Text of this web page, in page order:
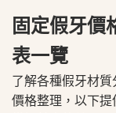
固定假牙價
表一覽
了解各種假牙材
價格整理，以下